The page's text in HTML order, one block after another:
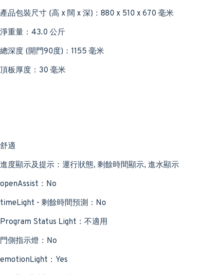
產品包裝尺寸 (高 x 闊 x 深)：880 x 510 x 670 毫米
淨重量：43.0 公斤
總深度 (開門90度)：1155 毫米
頂板厚度：30 毫米
舒適
進度顯示及提示：運行狀態, 剩餘時間顯示, 進水顯示
openAssist：No
timeLight - 剩餘時間預測：No
Program Status Light：不適用
門側指示燈：No
emotionLight：Yes